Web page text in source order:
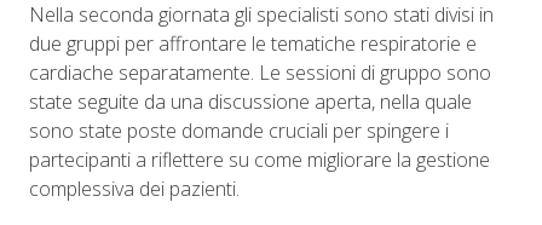
Nella seconda giornata gli specialisti sono stati divisi in
due gruppi per affrontare le tematiche respiratorie e
cardiache separatamente. Le sessioni di gruppo sono
state seguite da una discussione aperta, nella quale
sono state poste domande cruciali per spingere i
partecipanti a riflettere su come migliorare la gestione
complessiva dei pazienti.